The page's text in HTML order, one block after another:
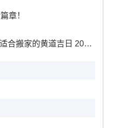
章！
黄道吉日 2025年九月份的搬家吉日